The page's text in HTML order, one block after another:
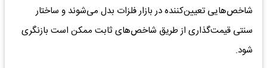
شاخص‌هایی تعیین‌کننده در بازار فلزات بدل می‌شوند و ساختار
سنتی قیمت‌گذاری از طریق شاخص‌های ثابت ممکن است بازنگری
شود.